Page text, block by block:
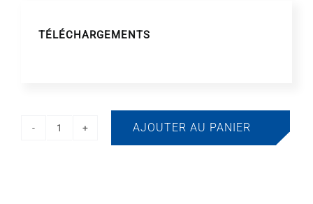
TÉLÉCHARGEMENTS
AJOUTER AU PANIER